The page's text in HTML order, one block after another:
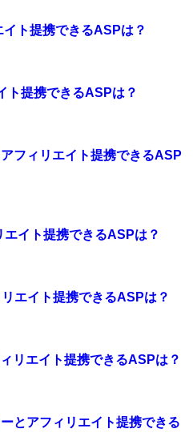
ト提携できるASPは？
ト提携できるASPは？
フィリエイト提携できるASP
イト提携できるASPは？
エイト提携できるASPは？
リエイト提携できるASPは？
とアフィリエイト提携できる